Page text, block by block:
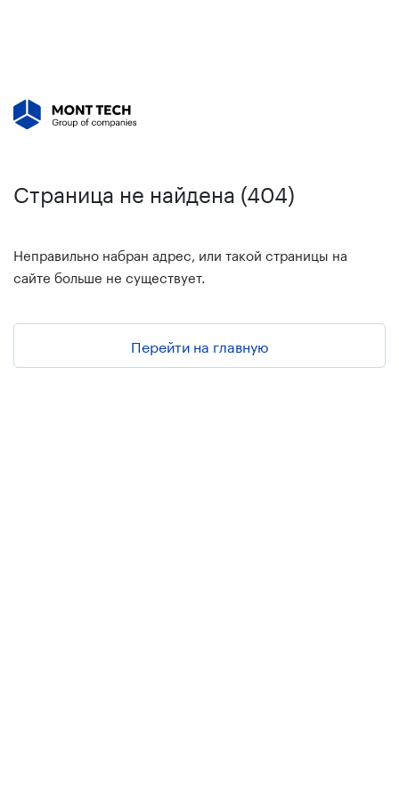
Страница не найдена (404)
Неправильно набран адрес, или такой страницы на
сайте больше не существует.
Перейти на главную